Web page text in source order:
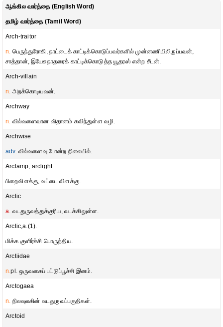
ஆங்கில வார்த்தை (English Word)
தமிழ் வார்த்தை (Tamil Word)
Arch-traitor
n. பெருந்துரோகி, நாட்டைக் காட்டிக்கொடுப்பவர்களில் முன்னணியிலிருப்பவன்,
சாத்தான், இயேசுநாதரைக் காட்டிக்கொடுத்த யூதரஸ் என்ற சீடன்.
Arch-villain
n. அறக்கொடியவன்.
Archway
n. வில்வளைவான விதானம் கவிந்துள்ள வழி.
Archwise
adv.வில்வளைவு போன்ற நிலையில்.
Arclamp, arclight
பிறைவிளக்கு, வட்டை விளக்கு.
Arctic
a. வடதுருவத்துக்குரிய, வடக்கிலுள்ள.
Arctic,a.(1).
மிக்க குளிர்ச்சி பொருந்திய.
Arctiidae
n.pl. ஒருவகைப் பட்டுப்பூச்சி இனம்.
Arctogaea
n. நிலவுலகின் வடதுருவப்பகுதிகள்.
Arctoid